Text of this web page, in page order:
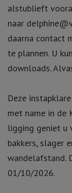
alstublieft
naar
daarna contact
te plannen. U
downloads.
Deze
met name in de
ligging geniet u
bakkers, slager
wandelafstand.
01/10/2026.